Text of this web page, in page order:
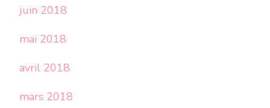
juin 2018
mai 2018
avril 2018
mars 2018